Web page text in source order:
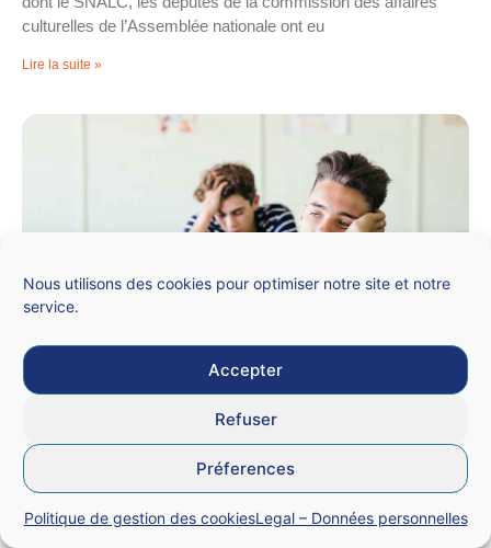
Nous utilisons des cookies pour optimiser notre site et notre
service.
Accepter
Refuser
Préferences
Politique de gestion des cookiesLegal – Données personnelles
culturelles de l’Assemblée nationale ont eu
Lire la suite »
Temps de l’enfant et rythmes scolaires :
un serpent de mer à sornettes
Le SNALC n’a pas vocation à se prononcer sur l’étude des
rythmes biologiques de l’enfant. En revanche, dès lors que la
chronobiologie sert de prétexte